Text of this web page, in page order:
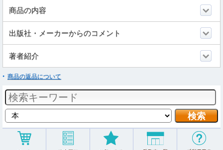
商品の内容
出版社・メーカーからのコメント
著者紹介
商品の返品について